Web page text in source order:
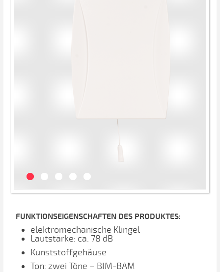
FUNKTIONSEIGENSCHAFTEN DES PRODUKTES:
elektromechanische Klingel
Lautstärke: ca. 78 dB
Kunststoffgehäuse
Ton: zwei Töne – BIM-BAM